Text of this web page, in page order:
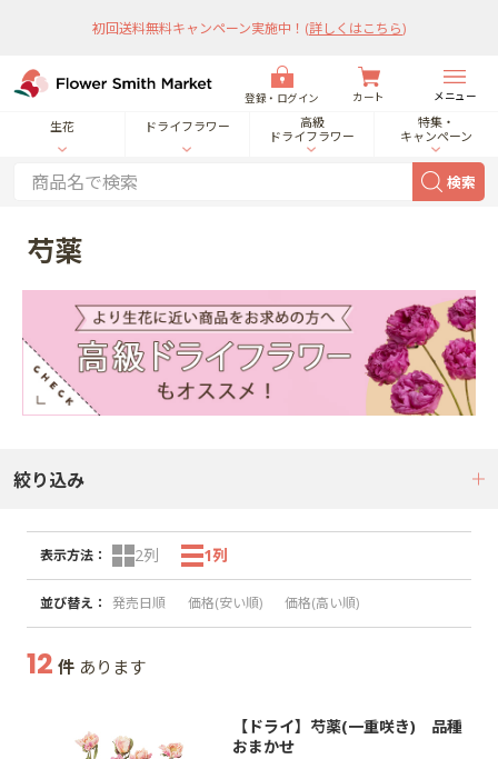
初回送料無料キャンペーン実施中！ (詳しくはこちら)
登録・ログイン カート メニュー
生花 ドライフラワー
高級
ドライフラワー
特集・
キャンペーン
検索
芍薬
絞り込み
表示方法： 2列 1列
並び替え ： 発売日順 価格(安い順) 価格(高い順)
12 件 あります
【ドライ】芍薬(一重咲き) 品種
おまかせ